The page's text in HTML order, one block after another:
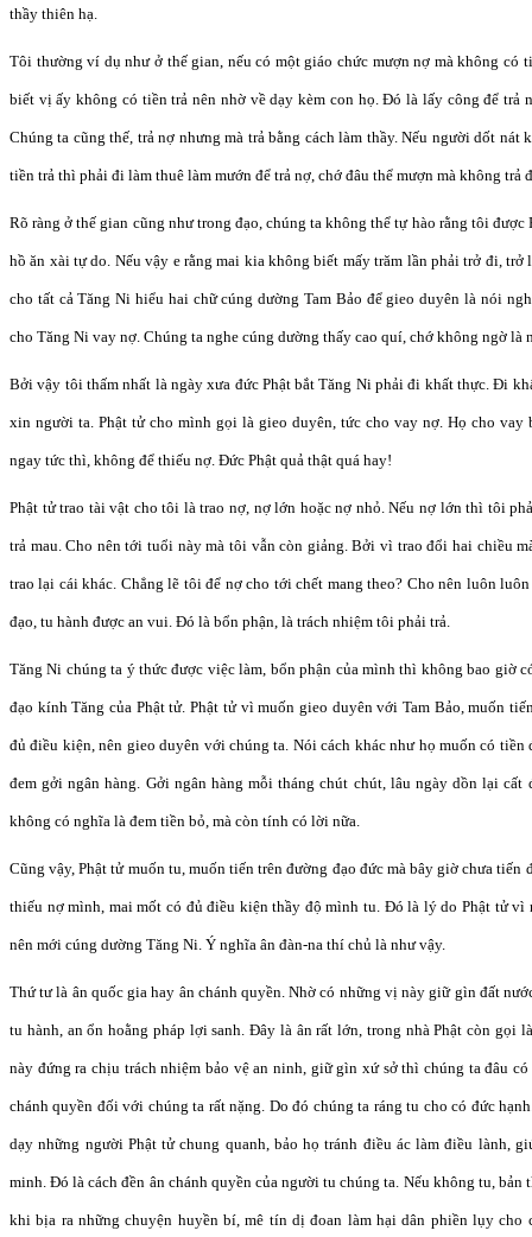
thầy thiên hạ.
Tôi thường ví dụ như ở thế gian, nếu có một giáo chức mượn nợ mà không có
biết vị ấy không có tiền trả nên nhờ về dạy kèm con họ. Đó là lấy công để trả
Chúng ta cũng thế, trả nợ nhưng mà trả bằng cách làm thầy. Nếu người dốt
tiền trả thì phải đi làm thuê làm mướn để trả nợ, chớ đâu thể mượn mà không trả
Rõ ràng ở thế gian cũng như trong đạo, chúng ta không thể tự hào rằng tôi
hồ ăn xài tự do. Nếu vậy e rằng mai kia không biết mấy trăm lần phải trở đi,
cho tất cả Tăng Ni hiểu hai chữ cúng dường Tam Bảo để gieo duyên là nói
cho Tăng Ni vay nợ. Chúng ta nghe cúng dường thấy cao quí, chớ không ngờ là
Bởi vậy tôi thấm nhất là ngày xưa đức Phật bắt Tăng Ni phải đi khất thực. Đi
xin người ta. Phật tử cho mình gọi là gieo duyên, tức cho vay nợ. Họ cho vay
ngay tức thì, không để thiếu nợ. Đức Phật quả thật quá hay!
Phật tử trao tài vật cho tôi là trao nợ, nợ lớn hoặc nợ nhỏ. Nếu nợ lớn thì tôi
trả mau. Cho nên tới tuổi này mà tôi vẫn còn giảng. Bởi vì trao đổi hai chiều
trao lại cái khác. Chẳng lẽ tôi để nợ cho tới chết mang theo? Cho nên luôn
đạo, tu hành được an vui. Đó là bổn phận, là trách nhiệm tôi phải trả.
Tăng Ni chúng ta ý thức được việc làm, bổn phận của mình thì không bao giờ
đạo kính Tăng của Phật tử. Phật tử vì muốn gieo duyên với Tam Bảo, muốn
đủ điều kiện, nên gieo duyên với chúng ta. Nói cách khác như họ muốn có tiền
đem gởi ngân hàng. Gởi ngân hàng mỗi tháng chút chút, lâu ngày dồn lại cất
không có nghĩa là đem tiền bỏ, mà còn tính có lời nữa.
Cũng vậy, Phật tử muốn tu, muốn tiến trên đường đạo đức mà bây giờ chưa
thiếu nợ mình, mai mốt có đủ điều kiện thầy độ mình tu. Đó là lý do Phật tử vì
nên mới cúng dường Tăng Ni. Ý nghĩa ân đàn-na thí chủ là như vậy.
Thứ tư là ân quốc gia hay ân chánh quyền. Nhờ có những vị này giữ gìn đất
tu hành, an ổn hoằng pháp lợi sanh. Đây là ân rất lớn, trong nhà Phật còn gọi
này đứng ra chịu trách nhiệm bảo vệ an ninh, giữ gìn xứ sở thì chúng ta đâu
chánh quyền đối với chúng ta rất nặng. Do đó chúng ta ráng tu cho có đức
dạy những người Phật tử chung quanh, bảo họ tránh điều ác làm điều lành,
minh. Đó là cách đền ân chánh quyền của người tu chúng ta. Nếu không tu, bản
khi bịa ra những chuyện huyền bí, mê tín dị đoan làm hại dân phiền lụy cho